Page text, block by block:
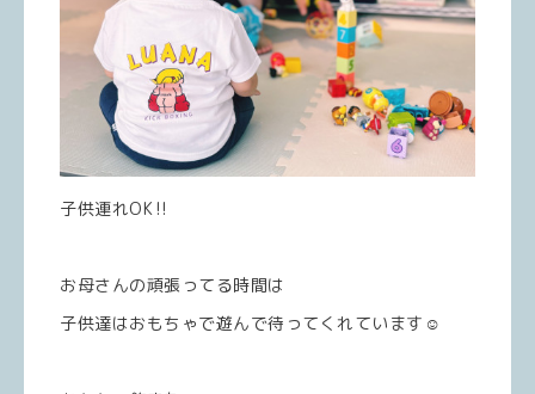
子供連れOK‼️
お母さんの頑張ってる時間は
子供達はおもちゃで遊んで待ってくれています☺️